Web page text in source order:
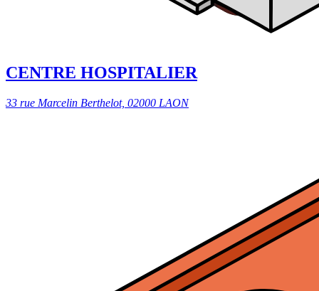
CENTRE HOSPITALIER
33 rue Marcelin Berthelot, 02000 LAON